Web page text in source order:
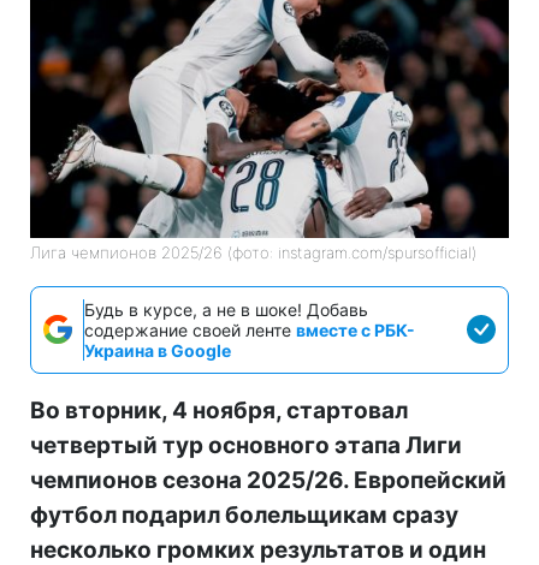
Лига чемпионов 2025/26 (фото: instagram.com/spursofficial)
Будь в курсе, а не в шоке! Добавь
содержание своей ленте вместе с РБК-
Украина в Google
Во вторник, 4 ноября, стартовал
четвертый тур основного этапа Лиги
чемпионов сезона 2025/26. Европейский
футбол подарил болельщикам сразу
несколько громких результатов и один